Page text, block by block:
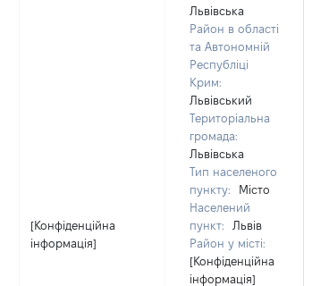
[Конфіденційна
інформація]
Львівська
Район в області
та Автономній
Республіці
Крим:
Львівський
Територіальна
громада:
Львівська
Тип населеного
пункту:
Місто
Населений
пункт:
Львів
Район у місті:
[Конфіденційна
інформація]